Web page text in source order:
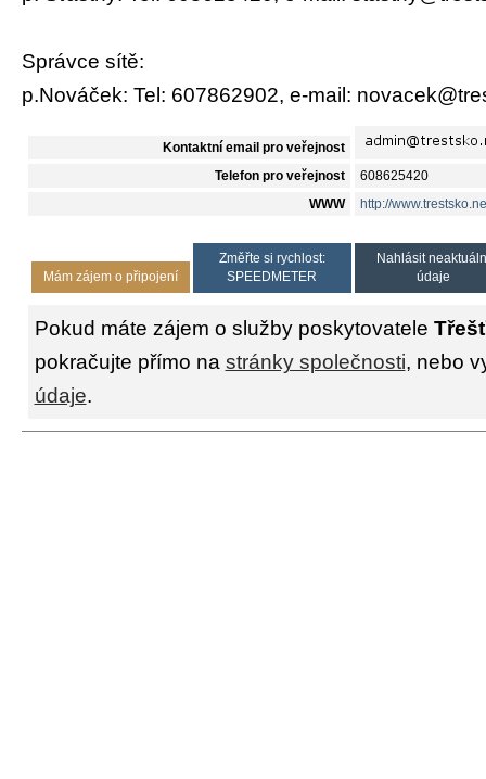
Správce sítě:
p.Nováček: Tel: 607862902, e-mail:
Kontaktní email pro veřejnost
Telefon pro veřejnost 608625420
WWW http://
Mám zájem o připojení
Změřte si rychlost:
SPEEDMETER
Nahlásit
údaje
Pokud máte zájem o služby poskytovatele
pokračujte přímo na stránky společnosti, nebo
údaje.